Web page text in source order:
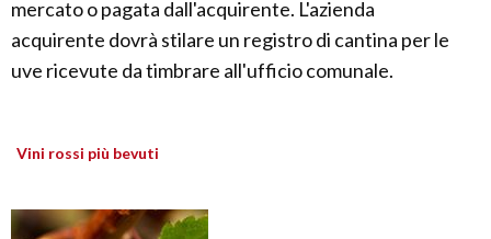
mercato o pagata dall'acquirente. L'azienda
acquirente dovrà stilare un registro di cantina per le
uve ricevute da timbrare all'ufficio comunale.
Vini rossi più bevuti